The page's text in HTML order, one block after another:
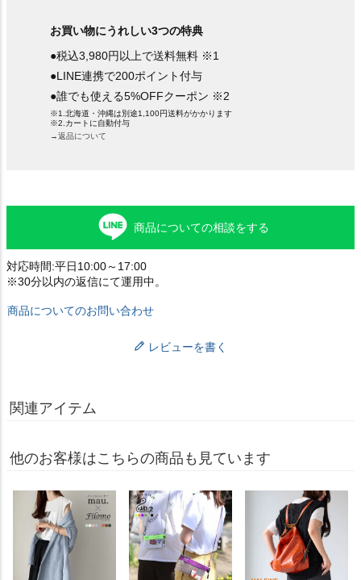
お買い物にうれしい3つの特典
●税込3,980円以上で送料無料 ※1
●LINE連携で200ポイント付与
●誰でも使える5%OFFクーポン ※2
※1.北海道・沖縄は別途1,100円送料がかかります
※2.カートに自動付与
→返品について
商品についての相談をする
対応時間:平日10:00～17:00
※30分以内の返信にて運用中。
商品についてのお問い合わせ
レビューを書く
関連アイテム
他のお客様はこちらの商品も見ています